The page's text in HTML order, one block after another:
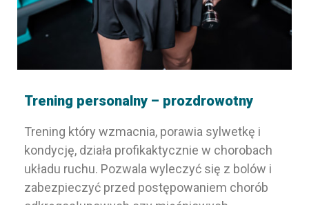
Trening personalny – prozdrowotny
Trening który wzmacnia, porawia sylwetkę i
kondycję, działa profikaktycznie w chorobach
układu ruchu. Pozwala wyleczyć się z bolów i
zabezpieczyć przed postępowaniem chorób